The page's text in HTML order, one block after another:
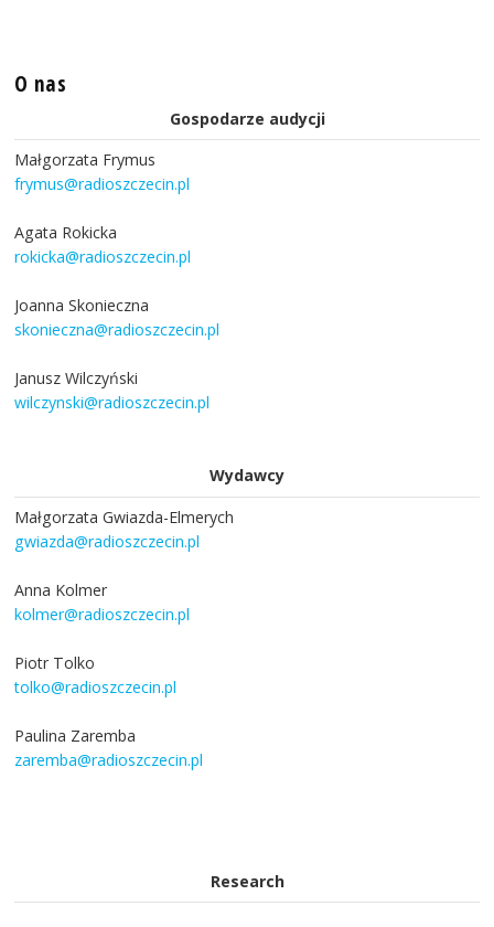
O nas
Gospodarze audycji
Małgorzata Frymus
frymus@radioszczecin.pl
Agata Rokicka
rokicka@radioszczecin.pl
Joanna Skonieczna
skonieczna@radioszczecin.pl
Janusz Wilczyński
wilczynski@radioszczecin.pl
Wydawcy
Małgorzata Gwiazda-Elmerych
gwiazda@radioszczecin.pl
Anna Kolmer
kolmer@radioszczecin.pl
Piotr Tolko
tolko@radioszczecin.pl
Paulina Zaremba
zaremba@radioszczecin.pl
Research